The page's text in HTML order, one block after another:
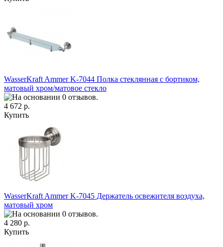
WasserKraft Ammer K-7044 Полка стеклянная с бортиком,
матовый хром/матовое стекло
4 672 р.
Купить
WasserKraft Ammer K-7045 Держатель освежителя воздуха,
матовый хром
4 280 р.
Купить